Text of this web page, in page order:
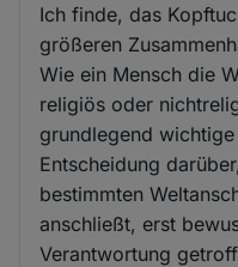
Ich finde, das
größeren
Wie ein Mensch die
religiös oder
grundlegend
Entscheidung
bestimmten
anschließt, erst
Verantwortung